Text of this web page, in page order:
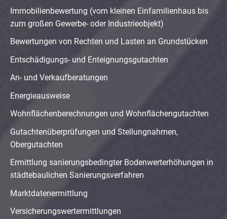
Immobilienbewertung (vom kleinen Einfamilienhaus bis
zum großen Gewerbe- oder Industrieobjekt)
Bewertungen von Rechten und Lasten an Grundstücken
Entschädigungs- und Enteignungsgutachten
An- und Verkaufberatungen
Energieausweise
Wohnflächenberechnungen und Wohnflächengutachten
Gutachtenüberprüfungen und Stellungnahmen,
Obergutachten
Ermittlung sanierungsbedingter Bodenwerterhöhungen in
städtebaulichen Sanierungsverfahren
Marktdatenermittlung
Versicherungswertermittlungen